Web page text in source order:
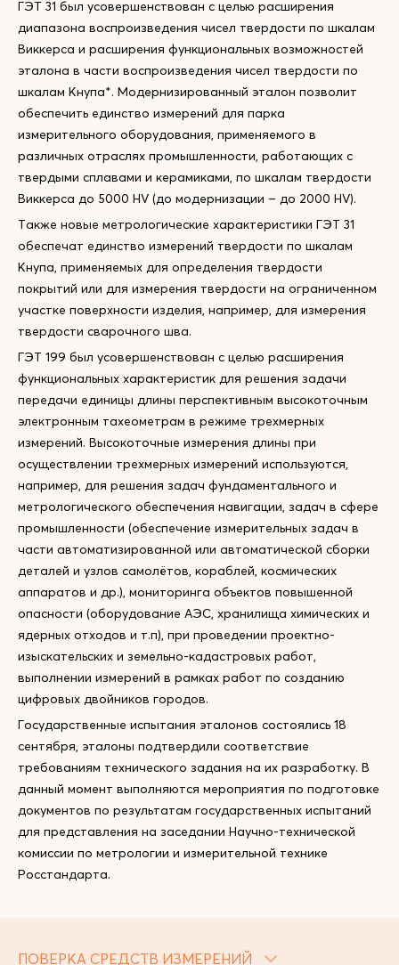
ГЭТ 31 был усовершенствован с целью расширения
диапазона воспроизведения чисел твердости по шкалам
Виккерса и расширения функциональных возможностей
эталона в части воспроизведения чисел твердости по
шкалам Кнупа*. Модернизированный эталон позволит
обеспечить единство измерений для парка
измерительного оборудования, применяемого в
различных отраслях промышленности, работающих с
твердыми сплавами и керамиками, по шкалам твердости
Виккерса до 5000 HV (до модернизации – до 2000 HV).
Также новые метрологические характеристики ГЭТ 31
обеспечат единство измерений твердости по шкалам
Кнупа, применяемых для определения твердости
покрытий или для измерения твердости на ограниченном
участке поверхности изделия, например, для измерения
твердости сварочного шва.
ГЭТ 199 был усовершенствован с целью расширения
функциональных характеристик для решения задачи
передачи единицы длины перспективным высокоточным
электронным тахеометрам в режиме трехмерных
измерений. Высокоточные измерения длины при
осуществлении трехмерных измерений используются,
например, для решения задач фундаментального и
метрологического обеспечения навигации, задач в сфере
промышленности (обеспечение измерительных задач в
части автоматизированной или автоматической сборки
деталей и узлов самолётов, кораблей, космических
аппаратов и др.), мониторинга объектов повышенной
опасности (оборудование АЭС, хранилища химических и
ядерных отходов и т.п), при проведении проектно-
изыскательских и земельно-кадастровых работ,
выполнении измерений в рамках работ по созданию
цифровых двойников городов.
Государственные испытания эталонов состоялись 18
сентября, эталоны подтвердили соответствие
требованиям технического задания на их разработку. В
данный момент выполняются мероприятия по подготовке
документов по результатам государственных испытаний
для представления на заседании Научно-технической
комиссии по метрологии и измерительной технике
Росстандарта.
ПОВЕРКА СРЕДСТВ ИЗМЕРЕНИЙ